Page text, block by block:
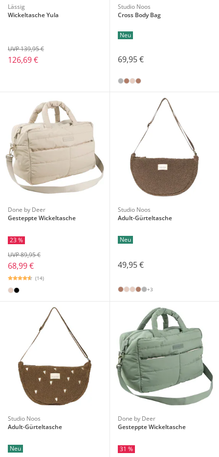
Lässig
Wickeltasche Yula
126,69 €
UVP 139,95 €
Studio Noos
Cross Body Bag
Neu
69,95 €
Done by Deer
Gesteppte Wickeltasche
23 %
68,99 €
UVP 89,95 €
(14)
Studio Noos
Adult-Gürteltasche
Neu
49,95 €
+3
Studio Noos
Adult-Gürteltasche
Neu
Done by Deer
Gesteppte Wickeltasche
31 %